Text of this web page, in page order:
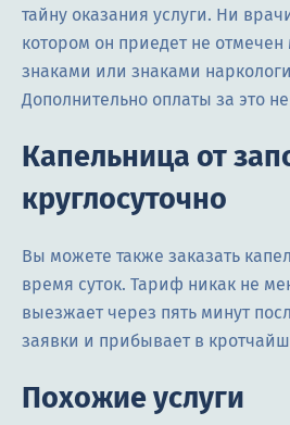
тайну оказания услуги. Ни
котором он приедет не
знаками или знаками
Дополнительно оплаты за это
Капельница от
круглосуточно
Вы можете также заказать
время суток. Тариф никак не
выезжает через пять минут
заявки и прибывает в
Похожие услуги